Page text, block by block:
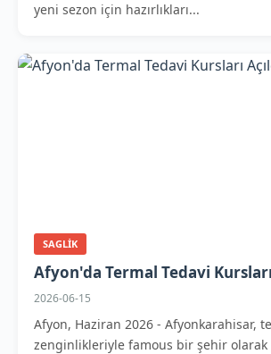
yeni sezon için hazırlıkları...
SAGLIK
Afyon'da Termal Tedavi Kursları
2026-06-15
Afyon, Haziran 2026 - Afyonkarahisar,
zenginlikleriyle famous bir şehir